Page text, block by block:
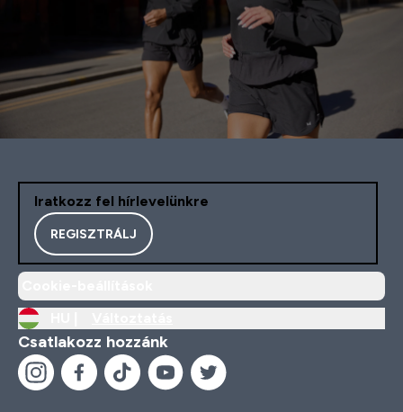
Iratkozz fel hírlevelünkre
REGISZTRÁLJ
Csatlakozz hozzánk